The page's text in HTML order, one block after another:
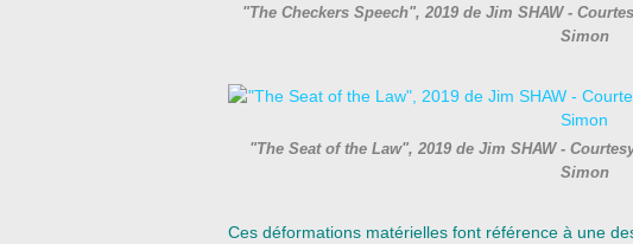
"The Checkers Speech", 2019 de Jim SHAW -
Simon
"The Seat of the Law", 2019 de Jim SHAW -
Simon
Ces déformations matérielles font référence à une